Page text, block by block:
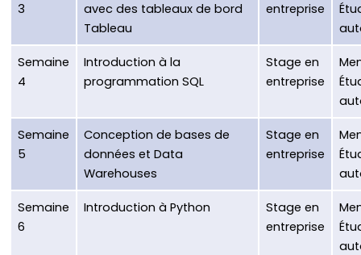
3
avec des tableaux de bord
Tableau
entreprise
Semaine
4
Introduction à la
programmation SQL
Stage en
entreprise
Semaine
5
Conception de bases de
données et Data
Warehouses
Stage en
entreprise
Semaine
6
Introduction à Python
Stage en
entreprise